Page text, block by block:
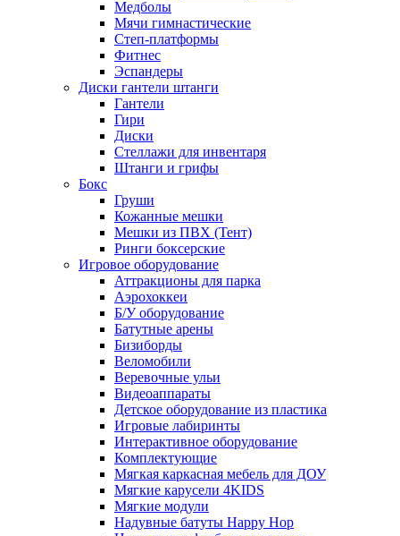
Медболы
Мячи гимнастические
Степ-платформы
Фитнес
Эспандеры
Диски гантели штанги
Гантели
Гири
Диски
Стеллажи для инвентаря
Штанги и грифы
Бокс
Груши
Кожанные мешки
Мешки из ПВХ (Тент)
Ринги боксерские
Игровое оборудование
Аттракционы для парка
Аэрохоккеи
Б/У оборудование
Батутные арены
Бизиборды
Веломобили
Веревочные ульи
Видеоаппараты
Детское оборудование из пластика
Игровые лабиринты
Интерактивное оборудование
Комплектующие
Мягкая каркасная мебель для ДОУ
Мягкие карусели 4KIDS
Мягкие модули
Надувные батуты Happy Hop